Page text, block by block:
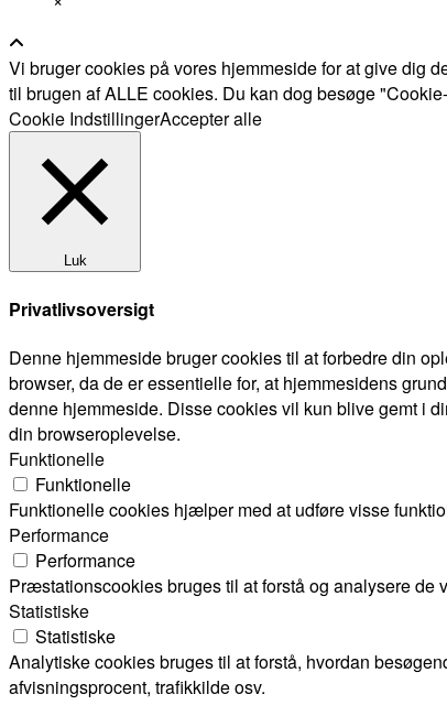
Vi bruger cookies på vores hjemmeside for at give dig
til brugen af ALLE cookies. Du kan dog besøge
Cookie IndstillingerAccepter alle
Luk
Privatlivsoversigt
Denne hjemmeside bruger cookies til at forbedre din
browser, da de er essentielle for, at hjemmesidens
denne hjemmeside. Disse cookies vil kun blive gemt i
din browseroplevelse.
Funktionelle
Funktionelle
Funktionelle cookies hjælper med at udføre visse
Performance
Performance
Præstationscookies bruges til at forstå og analysere
Statistiske
Statistiske
Analytiske cookies bruges til at forstå, hvordan
afvisningsprocent, trafikkilde osv.